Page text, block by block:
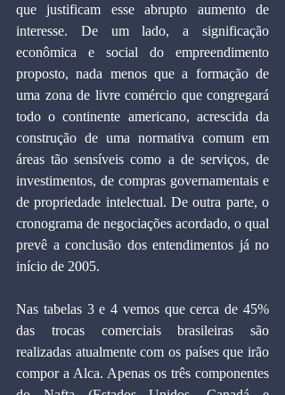
que justificam esse abrupto aumento de
interesse. De um lado, a significação
econômica e social do empreendimento
proposto, nada menos que a formação de
uma zona de livre comércio que congregará
todo o continente americano, acrescida da
construção de uma normativa comum em
áreas tão sensíveis como a de serviços, de
investimentos, de compras governamentais e
de propriedade intelectual. De outra parte, o
cronograma de negociações acordado, o qual
prevê a conclusão dos entendimentos já no
início de 2005.
Nas tabelas 3 e 4 vemos que cerca de 45%
das trocas comerciais brasileiras são
realizadas atualmente com os países que irão
compor a Alca. Apenas os três componentes